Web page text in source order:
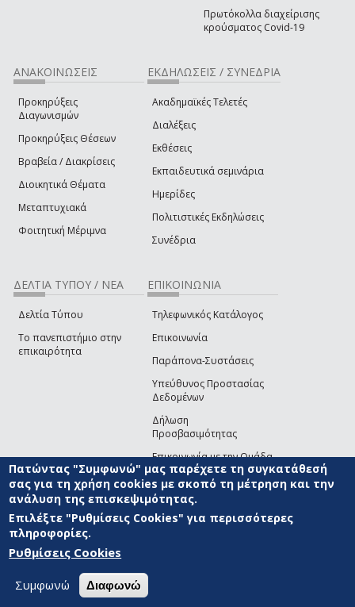
Πρωτόκολλα διαχείρισης
κρούσματος Covid-19
ΑΝΑΚΟΙΝΩΣΕΙΣ
Προκηρύξεις
Διαγωνισμών
Προκηρύξεις Θέσεων
Βραβεία / Διακρίσεις
Διοικητικά Θέματα
Μεταπτυχιακά
Φοιτητική Μέριμνα
ΕΚΔΗΛΩΣΕΙΣ / ΣΥΝΕΔΡΙΑ
Ακαδημαϊκές Τελετές
Διαλέξεις
Εκθέσεις
Εκπαιδευτικά σεμινάρια
Ημερίδες
Πολιτιστικές Εκδηλώσεις
Συνέδρια
ΔΕΛΤΙΑ ΤΥΠΟΥ / ΝΕΑ
Δελτία Τύπου
Το πανεπιστήμιο στην
επικαιρότητα
ΕΠΙΚΟΙΝΩΝΙΑ
Τηλεφωνικός Κατάλογος
Επικοινωνία
Παράπονα-Συστάσεις
Υπεύθυνος Προστασίας
Δεδομένων
Δήλωση
Προσβασιμότητας
Επικοινωνία με την Ομάδα
Ανάπτυξης του site(link sends e-mail)
© ΠΑΝΕΠΙΣΤΗΜΙΟ ΑΙΓΑΙΟΥ ΟΡΟΙ ΧΡΗΣΗΣ
ΑΝΑΠΤΥΞΗΣ
Πατώντας "Συμφωνώ" μας παρέχετε τη συγκατάθεσή
σας για τη χρήση cookies με σκοπό τη μέτρηση και την
ανάλυση της επισκεψιμότητας.
Επιλέξτε "Ρυθμίσεις Cookies" για περισσότερες
πληροφορίες.
Ρυθμίσεις Cookies
Συμφωνώ Διαφωνώ